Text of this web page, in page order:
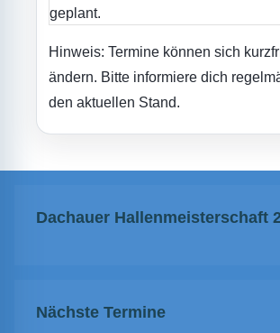
geplant.
Hinweis: Termine können sich
ändern. Bitte informiere dich
den aktuellen Stand.
Dachauer Hallenmeisterschaft
Nächste Termine